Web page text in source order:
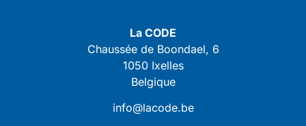
La CODE
Chaussée de Boondael, 6
1050 Ixelles
Belgique
info@lacode.be